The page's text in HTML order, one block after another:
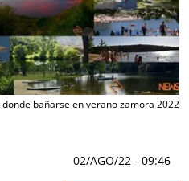
bañarse en verano zamora 2022
02/AGO/22 - 09:46